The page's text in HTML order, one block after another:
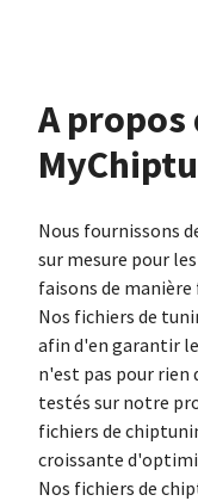
À propos
Nous fournissons
sur mesure pour
faisons de
Nos fichiers de
afin d'en garantir
n'est pas pour rien
testés sur notre
fichiers de
croissante
Nos fichiers de